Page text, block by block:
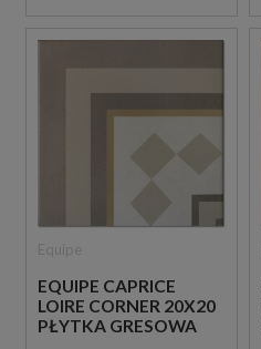
EQUIPE CAPRICE
LOIRE CORNER 20X20
PŁYTKA GRESOWA